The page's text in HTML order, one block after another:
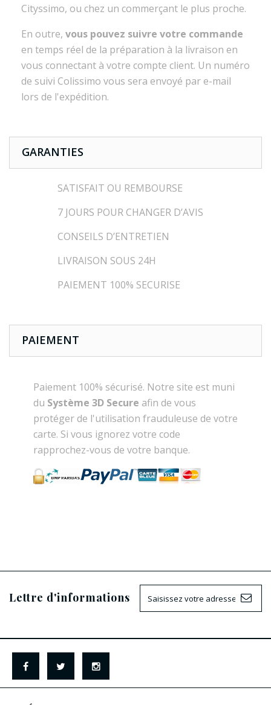
Cityssimo, ou chez un commerçant le plus proche.
En outre, vous pouvez suivre votre commande
en temps réel de la préparation à la livraison en
vous connectant à votre compte client. Un numéro
de suivi Colissimo vous sera envoyé par e-mail
lors de l'expédition.
GARANTIES
SATISFAIT OU REMBOURSE
7 JOURS POUR CHANGER D’AVIS
CONSEILS D’ENTRETIEN
LIVRAISON SOUS 24H
PAIEMENT 100% SECURISE
PAIEMENT
Paiement 100% sécurisé. Notre site est muni
du Système 3D Secure afin de vous
protéger de l'utilisation frauduleuse de votre
carte. Si vous ignorez votre code
rapprochez-vous de votre banque.
Lettre d'informations